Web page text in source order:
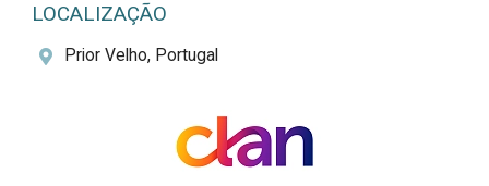
LOCALIZAÇÃO
Prior Velho, Portugal